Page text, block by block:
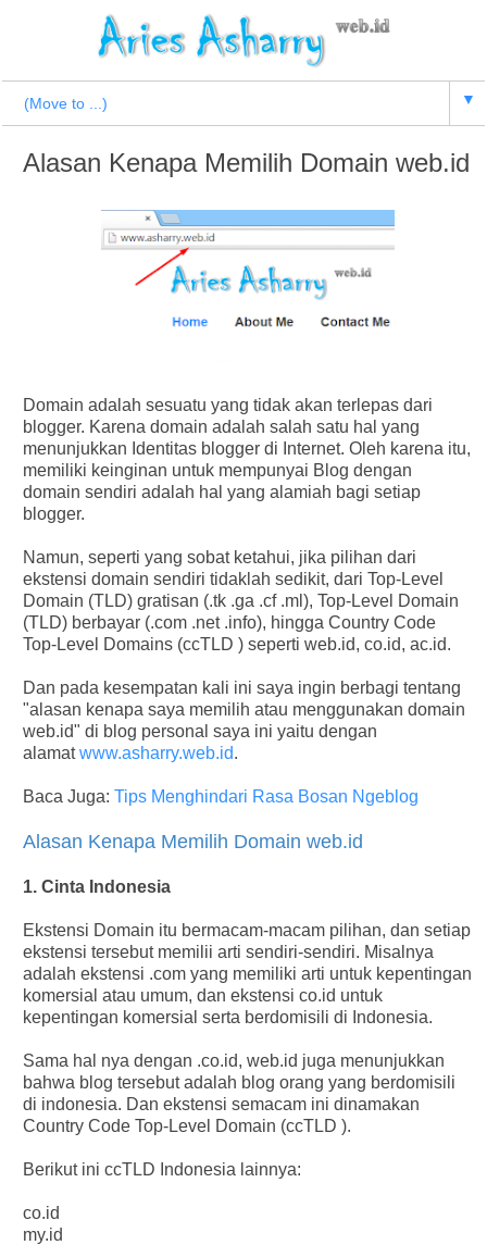
▼
Alasan Kenapa Memilih Domain web.id
Domain adalah sesuatu yang tidak akan terlepas dari
blogger. Karena domain adalah salah satu hal yang
menunjukkan Identitas blogger di Internet. Oleh karena itu,
memiliki keinginan untuk mempunyai Blog dengan
domain sendiri adalah hal yang alamiah bagi setiap
blogger.
Namun, seperti yang sobat ketahui, jika pilihan dari
ekstensi domain sendiri tidaklah sedikit, dari Top-Level
Domain (TLD) gratisan (.tk .ga .cf .ml), Top-Level Domain
(TLD) berbayar (.com .net .info), hingga Country Code
Top-Level Domains (ccTLD ) seperti web.id, co.id, ac.id.
Dan pada kesempatan kali ini saya ingin berbagi tentang
"alasan kenapa saya memilih atau menggunakan domain
web.id" di blog personal saya ini yaitu dengan
alamatwww.asharry.web.id.
Baca Juga: Tips Menghindari Rasa Bosan Ngeblog
Alasan Kenapa Memilih Domain web.id
1. Cinta Indonesia
Ekstensi Domain itu bermacam-macam pilihan, dan setiap
ekstensi tersebut memilii arti sendiri-sendiri. Misalnya
adalah ekstensi .com yang memiliki arti untuk kepentingan
komersial atau umum, dan ekstensi co.id untuk
kepentingan komersial serta berdomisili di Indonesia.
Sama hal nya dengan .co.id, web.id juga menunjukkan
bahwa blog tersebut adalah blog orang yang berdomisili
di indonesia. Dan ekstensi semacam ini dinamakan
Country Code Top-Level Domain (ccTLD ).
Berikut ini ccTLD Indonesia lainnya:
co.id
my.id